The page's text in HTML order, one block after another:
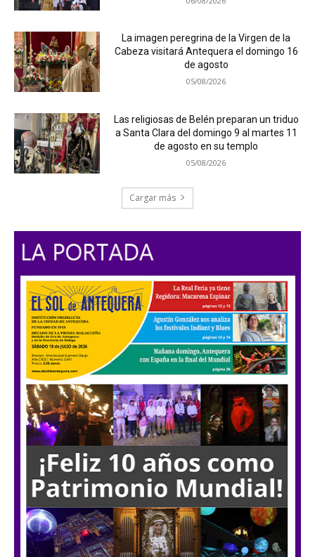
La imagen peregrina de la Virgen de la
Cabeza visitará Antequera el domingo 16
de agosto
05/08/2026
Las religiosas de Belén preparan un triduo
a Santa Clara del domingo 9 al martes 11
de agosto en su templo
05/08/2026
Cargar más